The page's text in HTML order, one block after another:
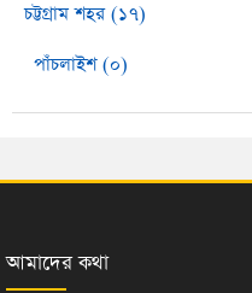
চট্টগ্রাম শহর (১৭)
পাঁচলাইশ (০)
আমাদের কথা